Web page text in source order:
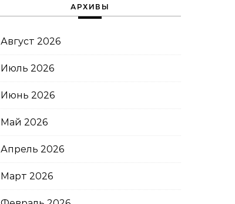
АРХИВЫ
Август 2026
Июль 2026
Июнь 2026
Май 2026
Апрель 2026
Март 2026